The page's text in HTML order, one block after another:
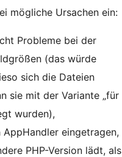
mögliche Ursachen ein:
Probleme bei der
(das würde
sich die Dateien
sie mit der Variante „für
wurden),
eingetragen,
PHP-Version lädt, als